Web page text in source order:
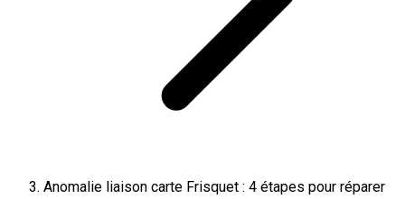
Anomalie liaison carte Frisquet : 4 étapes pour réparer